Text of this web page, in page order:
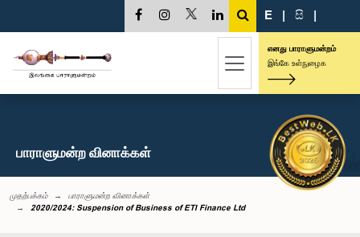
E | සි |
எனது பாராளுமன்றம்
இங்கே உள்நுழைக
பாராளுமன்ற வினாக்கள்
முதற்பக்கம்
பாராளுமன்ற வினாக்கள்
2020/2024: Suspension of Business of ETI Finance Ltd